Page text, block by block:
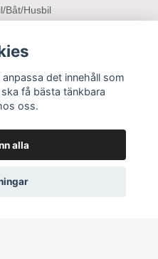
Båt/Husbil
det innehåll som
få bästa tänkbara
oss.
alla